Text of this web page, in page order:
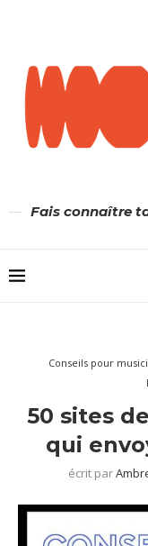
Fais connaître
Conseils pour
50 sites
qui
écrit par